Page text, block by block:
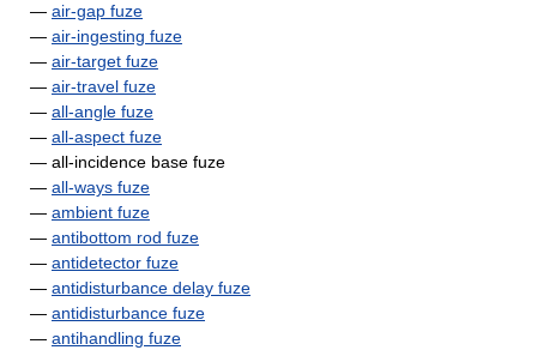
— air-gap fuze
— air-ingesting fuze
— air-target fuze
— air-travel fuze
— all-angle fuze
— all-aspect fuze
— all-incidence base fuze
— all-ways fuze
— ambient fuze
— antibottom rod fuze
— antidetector fuze
— antidisturbance delay fuze
— antidisturbance fuze
— antihandling fuze